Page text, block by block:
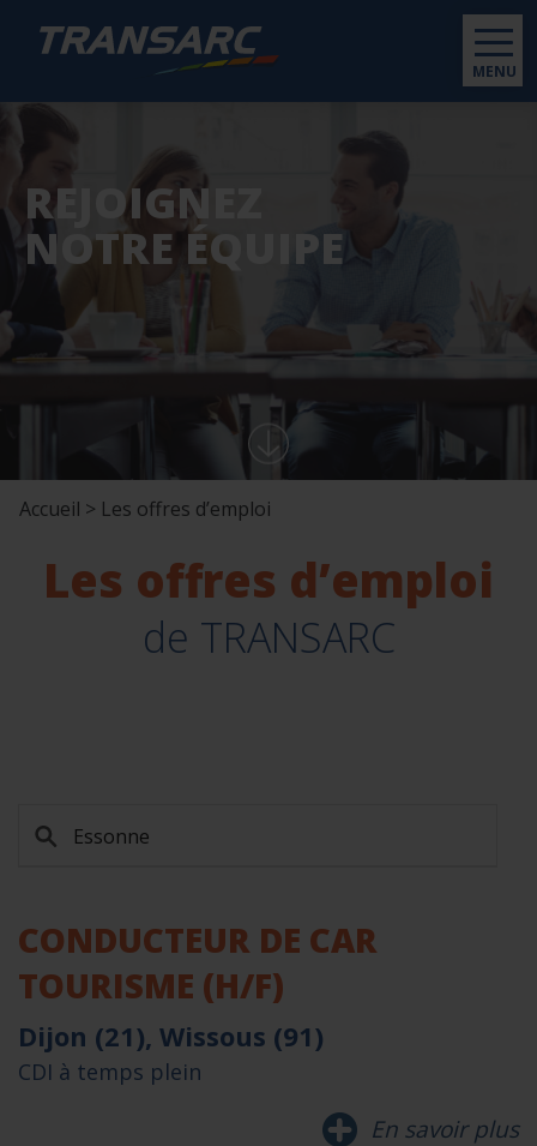
MENU
REJOIGNEZ
NOTRE ÉQUIPE
Accueil > Les offres d’emploi
Les offres d’emploi
de TRANSARC
CONDUCTEUR DE CAR
TOURISME (H/F)
Dijon (21), Wissous (91)
CDI à temps plein
En savoir plus